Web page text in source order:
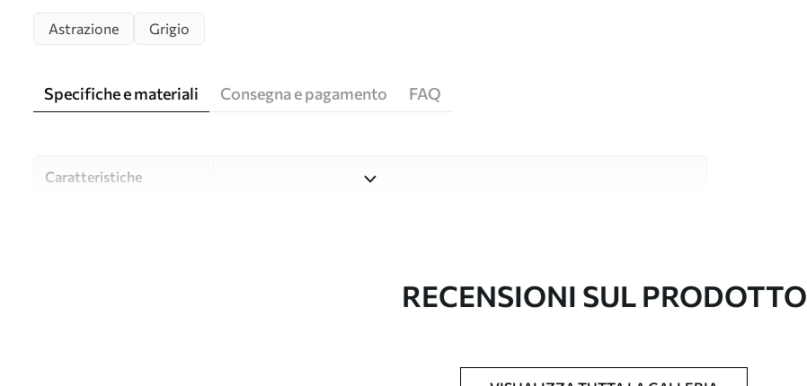
Astrazione Grigio
Specifiche e materiali Consegna e pagamento FAQ
Caratteristiche
RECENSIONI SUL PRODOTTO